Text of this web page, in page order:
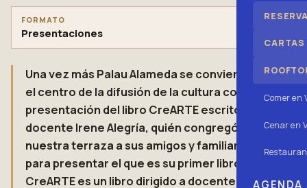
CARTAS
Comer en
Cenar en
AGENDA
FORMATO
Presentaciones
Una vez más Palau Alameda se convierte en
el centro de la difusión de la cultura con la
presentación del libro CreARTE escrito por la
docente Irene Alegría, quién congregó en
nuestra terraza a sus amigos y familiares
para presentar el que es su primer libro.
CreARTE es un libro dirigido a docentes,